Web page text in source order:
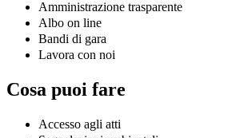
Amministrazione trasparente
Albo on line
Bandi di gara
Lavora con noi
Cosa puoi fare
Accesso agli atti